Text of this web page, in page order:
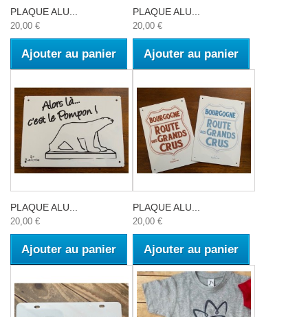
PLAQUE ALU...
20,00 €
Ajouter au panier
PLAQUE ALU...
20,00 €
Ajouter au panier
PLAQUE ALU...
20,00 €
Ajouter au panier
PLAQUE ALU...
20,00 €
Ajouter au panier